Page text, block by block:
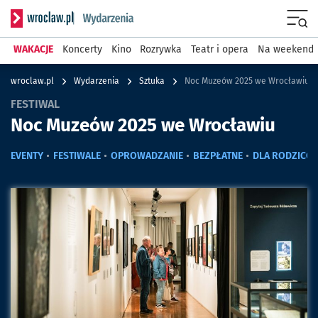
Serwis informacyjny wroclaw.pl podserwis: Wydarzenia
WAKACJE Koncerty Kino Rozrywka Teatr i opera Na weekend
wroclaw.pl Wydarzenia Sztuka Noc Muzeów 2025 we Wrocławiu
FESTIWAL
Noc Muzeów 2025 we Wrocławiu
EVENTY FESTIWALE OPROWADZANIE BEZPŁATNE DLA
Kliknij, aby powiększyć